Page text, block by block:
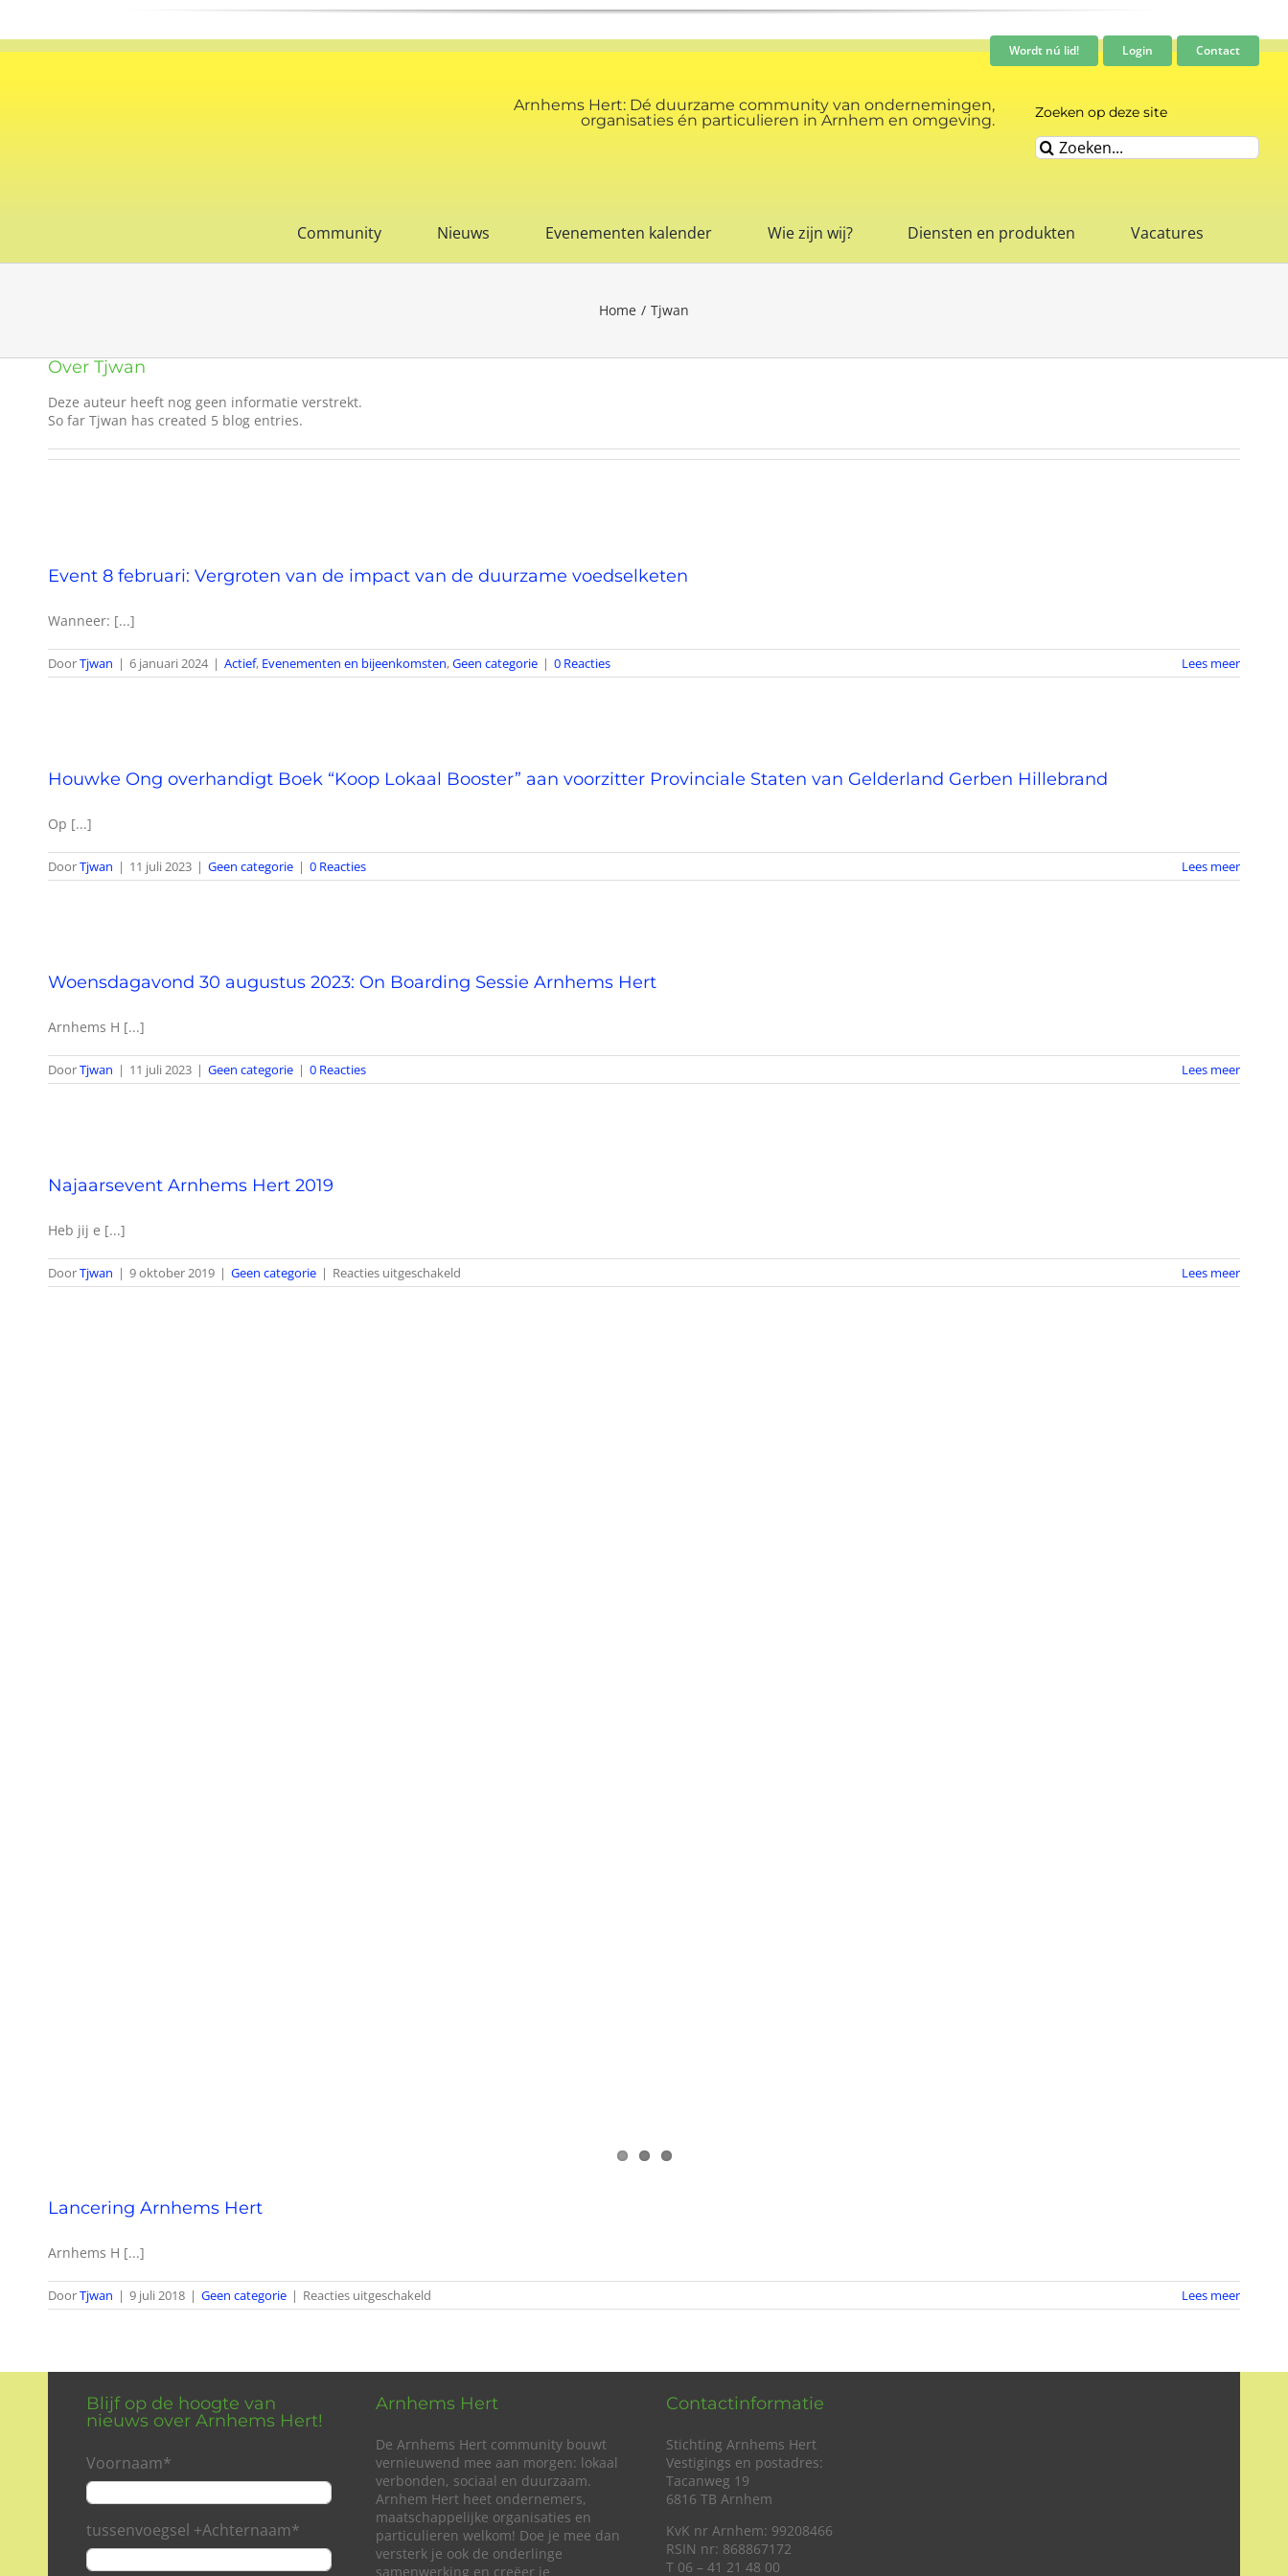
inhoud
Wordt nú lid! Login Contact
Arnhems Hert: Dé duurzame community van ondernemingen,
organisaties én particulieren in Arnhem en omgeving.
Zoeken op deze site
Zoeken
naar:
Community Nieuws Evenementen kalender Wie zijn wij? Diensten en produkten Vacatures
Home Tjwan
Over Tjwan
Deze auteur heeft nog geen informatie verstrekt.
So far Tjwan has created 5 blog entries.
Event 8 februari: Vergroten van de impact van de duurzame voedselketen
Wanneer: [...]
DoorTjwan | 6 januari 2024 | Actief, Evenementen en bijeenkomsten,Geen categorie | 0 Reacties Lees meer
Houwke Ong overhandigt Boek “Koop Lokaal Booster” aan voorzitter Provinciale Staten van Gelderland Gerben Hillebrand
Op [...]
DoorTjwan | 11 juli 2023 | Geen categorie | 0 Reacties Lees meer
Woensdagavond 30 augustus 2023: On Boarding Sessie Arnhems Hert
Arnhems H [...]
DoorTjwan | 11 juli 2023 | Geen categorie | 0 Reacties Lees meer
Najaarsevent Arnhems Hert 2019
Heb jij e [...]
DoorTjwan | 9 oktober 2019 | Geen categorie | Reacties uitgeschakeld
Najaarsevent
Lees meer
Lancering Arnhems Hert
Arnhems H [...]
DoorTjwan | 9 juli 2018 | Geen categorie | Reacties uitgeschakeld
Lancering
Lees meer
Blijf op de hoogte van
nieuws over Arnhems Hert!
Voornaam*
tussenvoegsel +Achternaam*
Arnhems Hert
De Arnhems Hert community bouwt
vernieuwend mee aan morgen: lokaal
verbonden, sociaal en duurzaam.
Arnhem Hert heet ondernemers,
maatschappelijke organisaties en
particulieren welkom! Doe je mee dan
versterk je ook de onderlinge
samenwerking en creëer je
Contactinformatie
Stichting Arnhems Hert
Vestigings en postadres:
Tacanweg 19
6816 TB Arnhem
KvK nr Arnhem: 99208466
RSIN nr: 868867172
T 06 – 41 21 48 00